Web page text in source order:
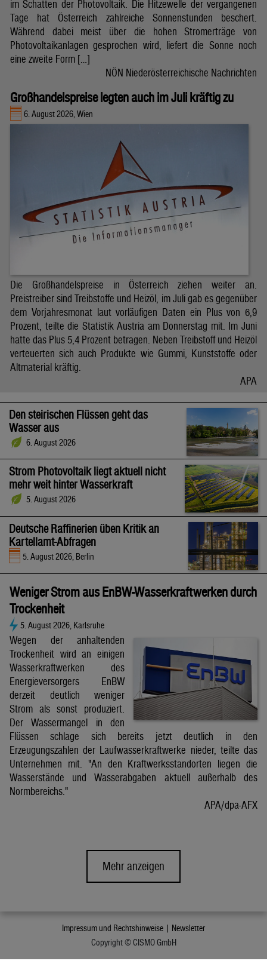
im Schatten der Photovoltaik. Die Hitzewelle der vergangenen
Tage hat Österreich zahlreiche Sonnenstunden beschert.
Während dabei meist über die hohen Stromerträge von
Photovoltaikanlagen gesprochen wird, liefert die Sonne noch
eine zweite Form […]
NÖN Niederösterreichische Nachrichten
Großhandelspreise legten auch im Juli kräftig zu
6. August 2026, Wien
Die Großhandelspreise in Österreich ziehen weiter an.
Preistreiber sind Treibstoffe und Heizöl, im Juli gab es gegenüber
dem Vorjahresmonat laut vorläufigen Daten ein Plus von 6,9
Prozent, teilte die Statistik Austria am Donnerstag mit. Im Juni
hatte das Plus 5,4 Prozent betragen. Neben Treibstoff und Heizöl
verteuerten sich auch Produkte wie Gummi, Kunststoffe oder
Altmaterial kräftig.
APA
Den steirischen Flüssen geht das
Wasser aus
6. August 2026
Strom Photovoltaik liegt aktuell nicht
mehr weit hinter Wasserkraft
5. August 2026
Deutsche Raffinerien üben Kritik an
Kartellamt-Abfragen
5. August 2026, Berlin
Weniger Strom aus EnBW-Wasserkraftwerken durch
Trockenheit
5. August 2026, Karlsruhe
Wegen der anhaltenden
Trockenheit wird an einigen
Wasserkraftwerken des
Energieversorgers EnBW
derzeit deutlich weniger
Strom als sonst produziert.
Der Wassermangel in den
Flüssen schlage sich bereits jetzt deutlich in den
Erzeugungszahlen der Laufwasserkraftwerke nieder, teilte das
Unternehmen mit. "An den Kraftwerksstandorten liegen die
Wasserstände und Wasserabgaben aktuell außerhalb des
Normbereichs."
APA/dpa-AFX
Mehr anzeigen
Impressum und Rechtshinweise | Newsletter
Copyright © CISMO GmbH